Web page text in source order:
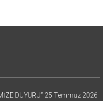
DUYURU” 25 Temmuz 2026